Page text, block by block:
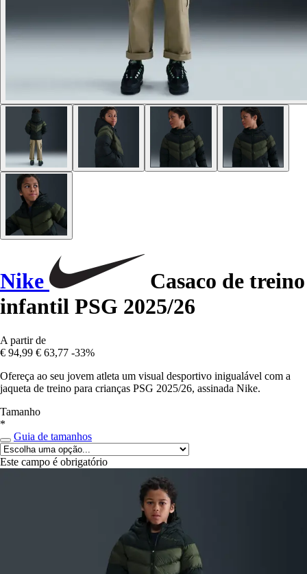
Nike
Casaco de treino
infantil PSG 2025/26
A partir de
€ 94,99 € 63,77 -33%
Ofereça ao seu jovem atleta um visual desportivo inigualável com a
jaqueta de treino para crianças PSG 2025/26, assinada Nike.
Tamanho
*
Guia de tamanhos
Este campo é obrigatório